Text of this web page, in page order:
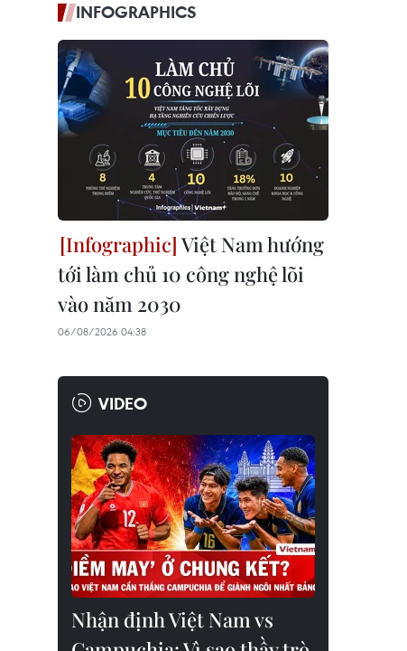
INFOGRAPHICS
Việt Nam hướng
tới làm chủ 10 công nghệ lõi
vào năm 2030
06/08/2026 04:38
VIDEO
Nhận định Việt Nam vs